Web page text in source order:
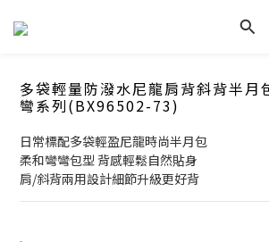
多袋輕量防潑水尼龍肩背斜背半月
彎系列(BX96502-73)
日常標配多袋輕盈尼龍時尚半月包
柔和彎彎包型 背感輕鬆自然貼身
肩/斜背兩用設計細節升級更好背